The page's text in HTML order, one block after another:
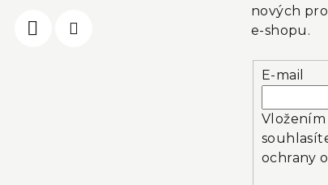
nových
e-shopu.
E-mail
ochrany